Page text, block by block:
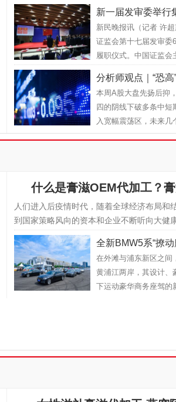
新一届发审委举行
新民晚报讯（记者 许
证监会第十七届发审委
履职仪式。中国证监会
分析师观点｜“恐
本周A股大盘先扬后抑
四的阴线下破多条中
入宽幅震荡区，未来几
什么是膏滋OEM代加工？
人们进入后疫情时代，随着全球经济布局和
到国家策略风向的资本和企业不断听向大健康
全新BMW5系“撩
在外滩与浦东新区之间
黄浦江两岸，其设计、
下运动豪华商务座驾的